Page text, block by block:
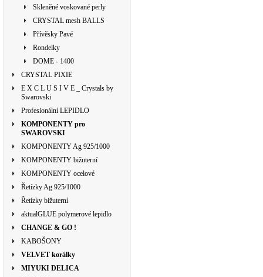
Skleněné voskované perly
CRYSTAL mesh BALLS
Přívěsky Pavé
Rondelky
DOME - 1400
CRYSTAL PIXIE
E X C L U S I V E _ Crystals by
Swarovski
Profesionální LEPIDLO
KOMPONENTY pro
SWAROVSKI
KOMPONENTY Ag 925/1000
KOMPONENTY bižuterní
KOMPONENTY ocelové
Řetízky Ag 925/1000
Řetízky bižuterní
aktualGLUE polymerové lepidlo
CHANGE & GO !
KABOŠONY
VELVET korálky
MIYUKI DELICA